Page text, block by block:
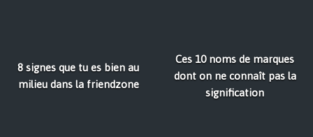
8 signes que tu es bien au
milieu dans la friendzone
Ces 10 noms de marques
dont on ne connaît pas la
signification